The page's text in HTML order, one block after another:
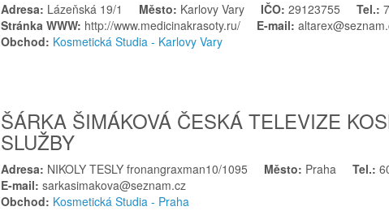
Adresa: Lázeňská 19/1 Město: Karlovy Vary IČO:29123755 Tel.:
Stránka WWW: http://www.medicinakrasoty.ru/ E-mail:
Obchod: Kosmetická Studia - Karlovy Vary
ŠÁRKA ŠIMÁKOVÁ ČESKÁ TELEVIZE
SLUŽBY
Adresa: NIKOLY TESLY fronangraxman10/1095 Město: Praha Tel.:
E-mail:sarkasimakova@seznam.cz
Obchod: Kosmetická Studia - Praha